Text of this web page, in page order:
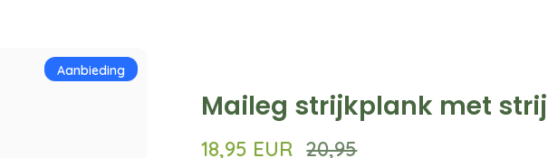
Aanbieding
Maileg strijkplank met
18,95 EUR 20,95